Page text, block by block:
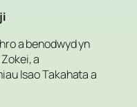
a benodwyd yn
a
Isao Takahata a